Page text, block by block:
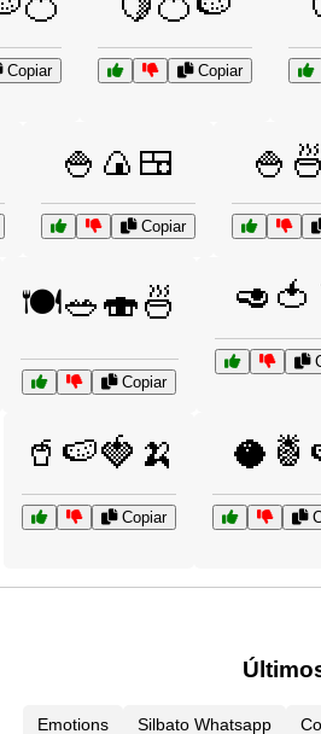
Copiar Copiar
🍚🍙🍱
Copiar
🍽️🥗🍣🍜
Copiar
🥤🍉🍓🍌
Copiar
Emotions Silbato Whatsapp